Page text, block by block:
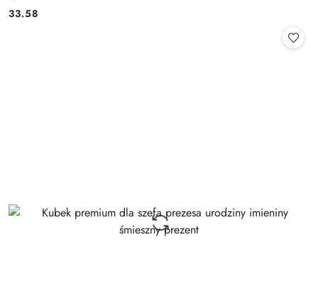
Cena:
33.58